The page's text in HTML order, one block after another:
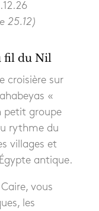
25.12)
fil du Nil
croisière sur
«
petit groupe
rythme du
villages et
antique.
vous
les